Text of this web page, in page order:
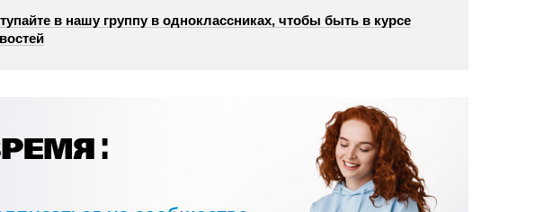
в нашу группу в одноклассниках, чтобы быть в курсе